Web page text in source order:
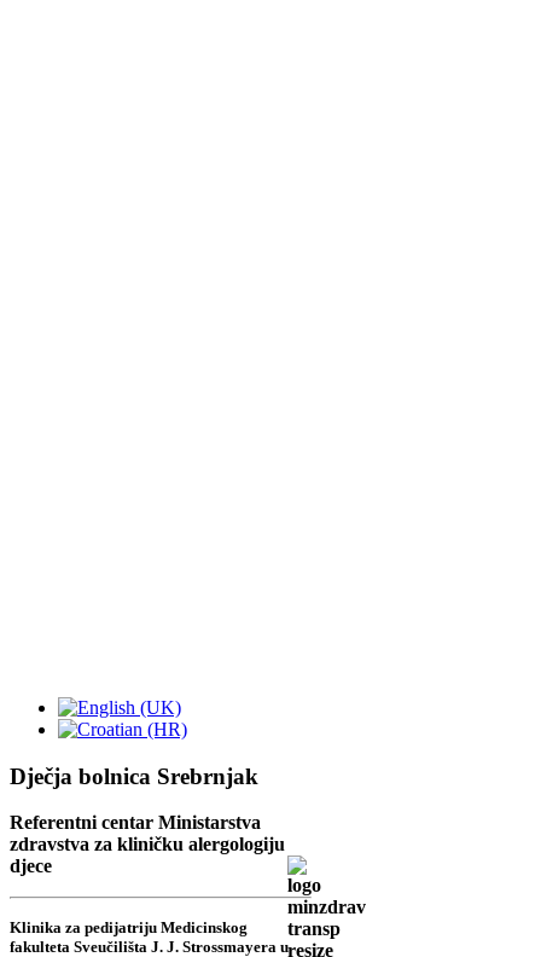
Dječja bolnica Srebrnjak
Referentni centar Ministarstva
zdravstva za kliničku alergologiju
djece
Klinika za pedijatriju Medicinskog
fakulteta Sveučilišta J. J. Strossmayera u